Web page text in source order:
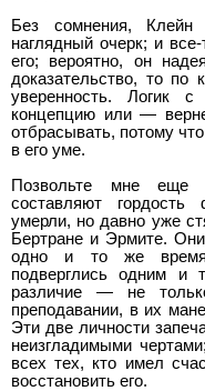
Без сомнения,
наглядный очерк; и
его; вероятно, он
доказательство, то по
уверенность. Логик
концепцию или —
отбрасывать, потому
в его уме.
Позвольте мне еще
составляют гордость
умерли, но давно уже
Бертране и Эрмите.
одно и то же
подверглись одним и
различие — не
преподавании, в их
Эти две личности
неизгладимыми
всех тех, кто имел
восстановить его.